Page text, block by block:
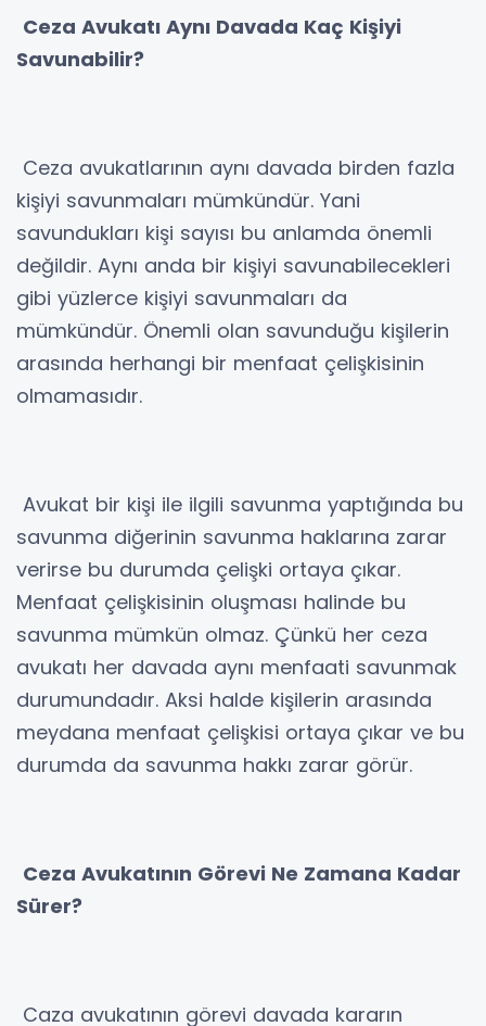
Ceza Avukatı Aynı Davada Kaç Kişiyi
Savunabilir?
Ceza avukatlarının aynı davada birden fazla
kişiyi savunmaları mümkündür. Yani
savundukları kişi sayısı bu anlamda önemli
değildir. Aynı anda bir kişiyi savunabilecekleri
gibi yüzlerce kişiyi savunmaları da
mümkündür. Önemli olan savunduğu kişilerin
arasında herhangi bir menfaat çelişkisinin
olmamasıdır.
Avukat bir kişi ile ilgili savunma yaptığında bu
savunma diğerinin savunma haklarına zarar
verirse bu durumda çelişki ortaya çıkar.
Menfaat çelişkisinin oluşması halinde bu
savunma mümkün olmaz. Çünkü her ceza
avukatı her davada aynı menfaati savunmak
durumundadır. Aksi halde kişilerin arasında
meydana menfaat çelişkisi ortaya çıkar ve bu
durumda da savunma hakkı zarar görür.
Ceza Avukatının Görevi Ne Zamana Kadar
Sürer?
Caza avukatının görevi davada kararın